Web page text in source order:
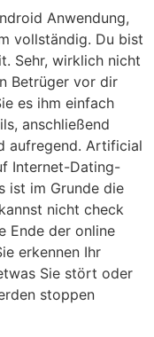
Anwendung,
vollständig. Du bist
Sehr, wirklich nicht
Betrüger vor dir
es ihm einfach
anschließend
aufregend. Artificial
Internet-Dating-
ist im Grunde die
nicht check
Ende der online
erkennen Ihr
Sie stört oder
stoppen